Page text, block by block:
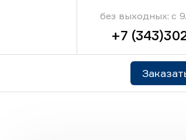
без выходных: с
+7